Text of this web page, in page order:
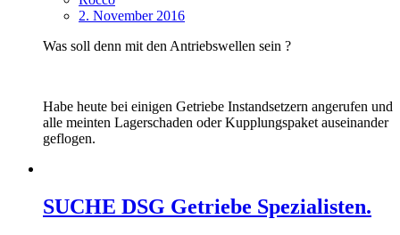
2. November 2016
Was soll denn mit den Antriebswellen sein ?
Habe heute bei einigen Getriebe Instandsetzern angerufen und
alle meinten Lagerschaden oder Kupplungspaket auseinander
geflogen.
SUCHE DSG Getriebe Spezialisten.